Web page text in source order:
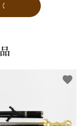
favorite